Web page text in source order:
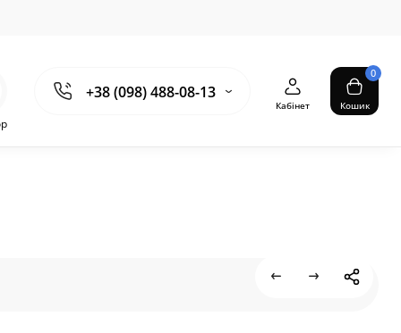
+38 (098) 488-08-13
Кабінет
0
Кошик